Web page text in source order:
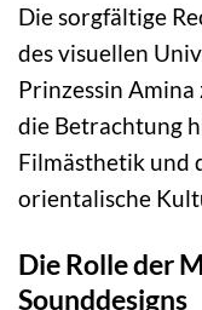
Die sorgfältige
des visuellen
Prinzessin
die Betrachtung
Filmästhetik und
orientalische
Die Rolle der
Sounddesigns